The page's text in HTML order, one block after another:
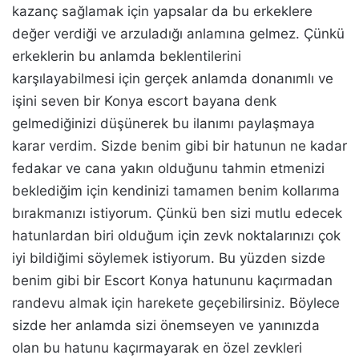
kazanç sağlamak için yapsalar da bu erkeklere
değer verdiği ve arzuladığı anlamına gelmez. Çünkü
erkeklerin bu anlamda beklentilerini
karşılayabilmesi için gerçek anlamda donanımlı ve
işini seven bir Konya escort bayana denk
gelmediğinizi düşünerek bu ilanımı paylaşmaya
karar verdim. Sizde benim gibi bir hatunun ne kadar
fedakar ve cana yakın olduğunu tahmin etmenizi
beklediğim için kendinizi tamamen benim kollarıma
bırakmanızı istiyorum. Çünkü ben sizi mutlu edecek
hatunlardan biri olduğum için zevk noktalarınızı çok
iyi bildiğimi söylemek istiyorum. Bu yüzden sizde
benim gibi bir Escort Konya hatununu kaçırmadan
randevu almak için harekete geçebilirsiniz. Böylece
sizde her anlamda sizi önemseyen ve yanınızda
olan bu hatunu kaçırmayarak en özel zevkleri